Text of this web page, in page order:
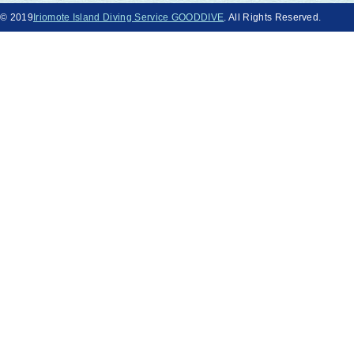
© 2019Iriomote Island Diving Service GOODDIVE . All Rights Reserved.